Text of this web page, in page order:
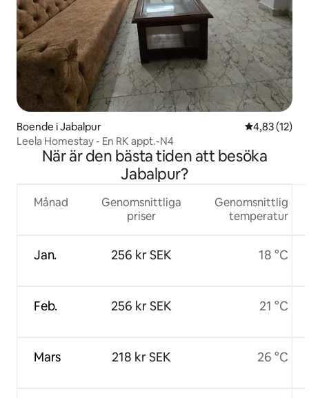
Boende i Jabalpur 4,83 av 5 i
4,83 (12)
Leela Homestay - En RK appt.-N4
När är den bästa tiden att besöka
Jabalpur?
Månad
Jan.
Feb.
Mars
Genomsnittliga
priser
256 kr SEK
256 kr SEK
218 kr SEK
Genomsnittlig
temperatur
18 °C
21 °C
26 °C